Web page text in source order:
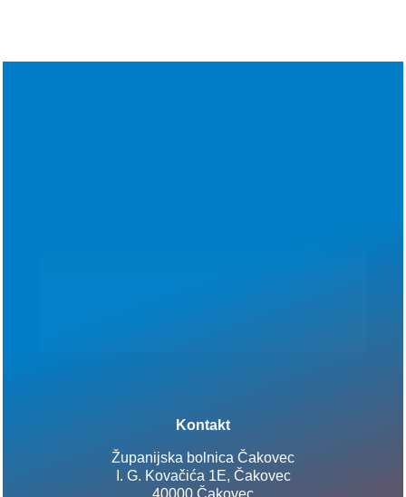
Kontakt
Županijska bolnica Čakovec
I. G. Kovačića 1E, Čakovec